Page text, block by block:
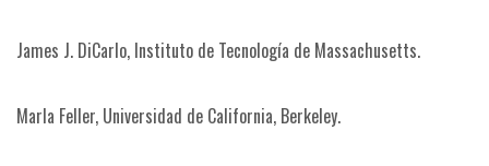
James J. DiCarlo, Instituto de Tecnología de Massachusetts.
Marla Feller, Universidad de California, Berkeley.